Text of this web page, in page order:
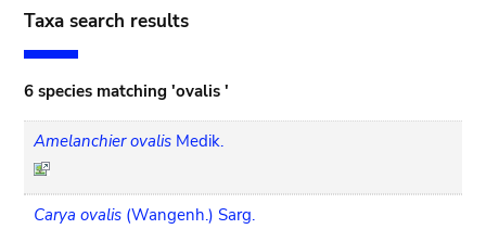
Taxa search results
6 species matching 'ovalis '
Amelanchier ovalis Medik.
Carya ovalis (Wangenh.) Sarg.